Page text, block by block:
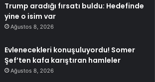
Trump aradığı fırsatı buldu: Hedefinde
yine o isim var
Ağustos 8, 2026
Evlenecekleri konuşuluyordu! Somer
Şef’ten kafa karıştıran hamleler
Ağustos 8, 2026